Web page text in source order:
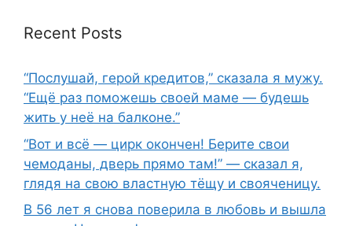
Recent Posts
“Послушай, герой кредитов,” сказала я мужу.
“Ещё раз поможешь своей маме — будешь
жить у неё на балконе.”
“Вот и всё — цирк окончен! Берите свои
чемоданы, дверь прямо там!” — сказал я,
глядя на свою властную тёщу и свояченицу.
В 56 лет я снова поверила в любовь и вышла